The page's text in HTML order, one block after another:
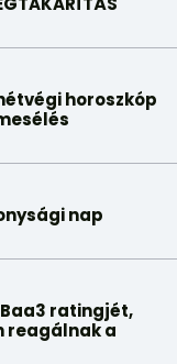
horoszkóp
nap
ratingjét,
reagálnak a